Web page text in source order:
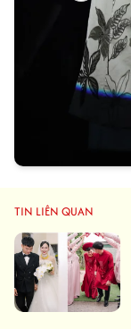
TIN LIÊN QUAN